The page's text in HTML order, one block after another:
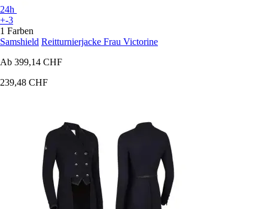
24h
+-3
1 Farben
Samshield Reitturnierjacke Frau Victorine
Ab 399,14 CHF
239,48 CHF